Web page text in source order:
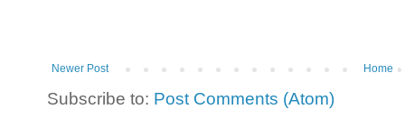
Newer Post Home
Subscribe to: Post Comments (Atom)